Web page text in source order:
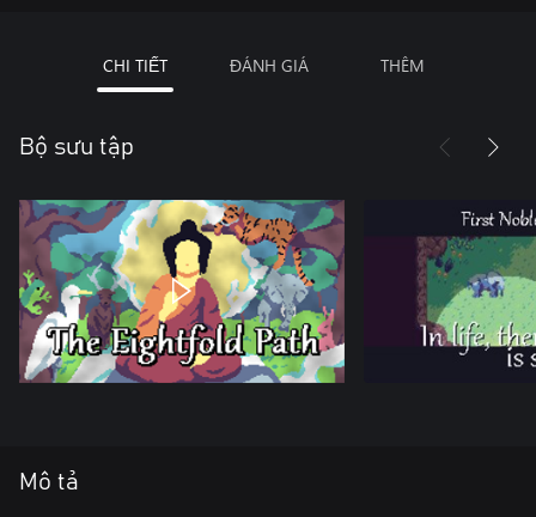
CHI TIẾT ĐÁNH GIÁ THÊM
Bộ sưu tập
Mô tả